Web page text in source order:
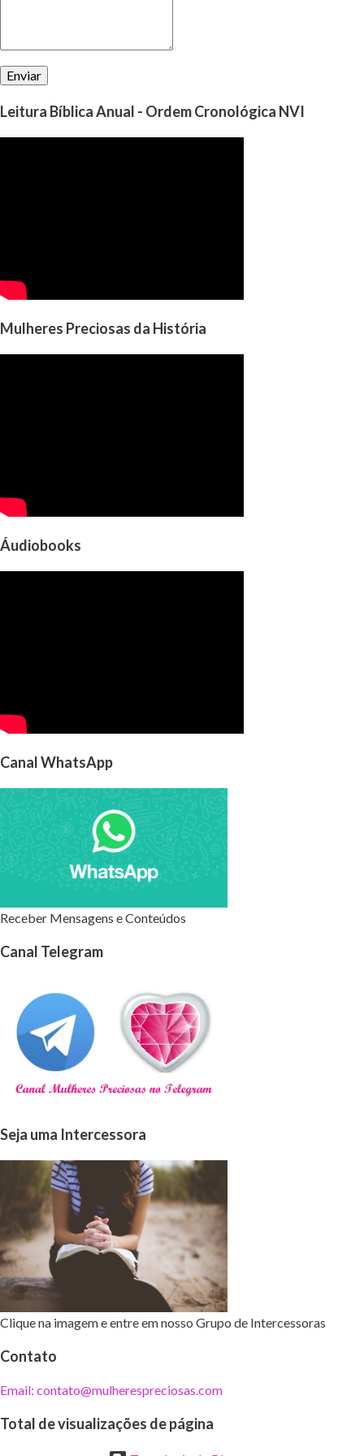
Leitura Bíblica Anual - Ordem Cronológica NVI
Mulheres Preciosas da História
Áudiobooks
Canal WhatsApp
Receber Mensagens e Conteúdos
Canal Telegram
Seja uma Intercessora
Clique na imagem e entre em nosso Grupo de Intercessoras
Contato
Email: contato@mulherespreciosas.com
Total de visualizações de página